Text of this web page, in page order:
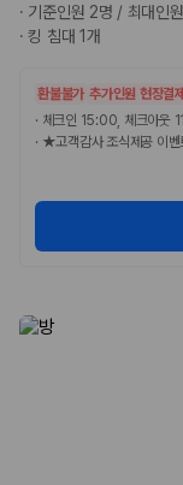
동일한 차량이라도 보
일반자차:사고 발
완전자차:보상 한
더 높
2000만 고객이
격비교 플랫폼입니다.
· 기준인원 2명 / 최대인
·킹 침대 1개
환불불가 추가인원 현장결제
· 체크인 15:00, 체크아웃
· ★고객감사 조식제공 이